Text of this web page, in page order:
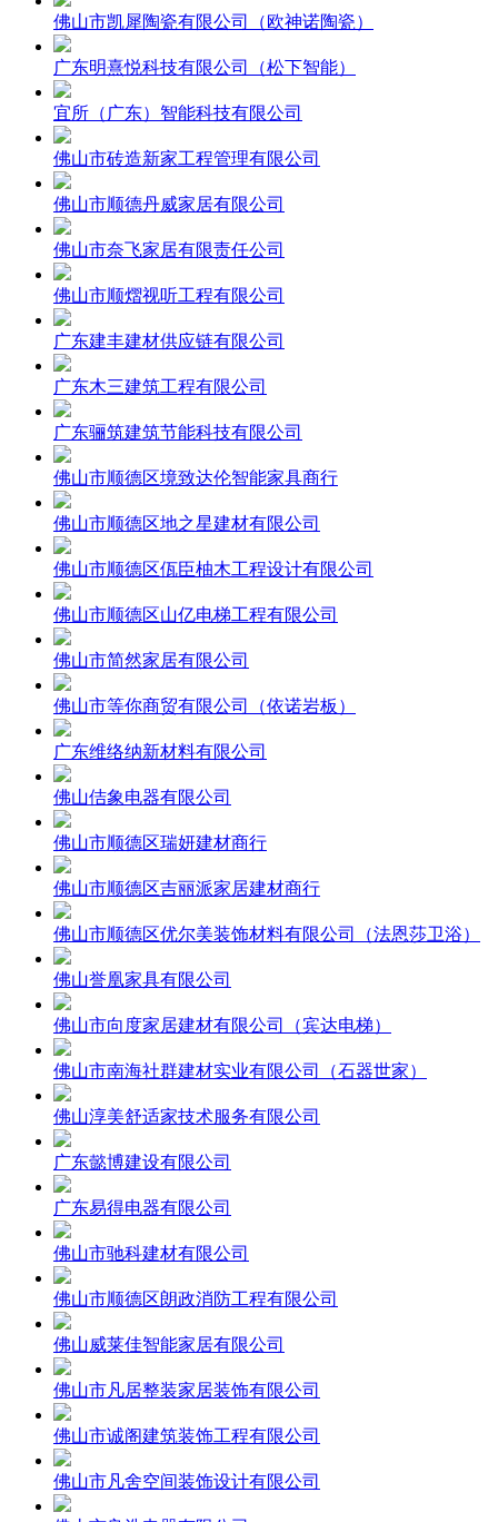
佛山市凯犀陶瓷有限公司（欧神诺陶瓷）
广东明熹悦科技有限公司（松下智能）
宜所（广东）智能科技有限公司
佛山市砖造新家工程管理有限公司
佛山市顺德丹威家居有限公司
佛山市奈飞家居有限责任公司
佛山市顺熠视听工程有限公司
广东建丰建材供应链有限公司
广东木三建筑工程有限公司
广东骊筑建筑节能科技有限公司
佛山市顺德区境致达伦智能家具商行
佛山市顺德区地之星建材有限公司
佛山市顺德区佤臣柚木工程设计有限公司
佛山市顺德区山亿电梯工程有限公司
佛山市简然家居有限公司
佛山市等你商贸有限公司（依诺岩板）
广东维络纳新材料有限公司
佛山佶象电器有限公司
佛山市顺德区瑞妍建材商行
佛山市顺德区吉丽派家居建材商行
佛山市顺德区优尔美装饰材料有限公司（法恩莎卫浴）
佛山誉凰家具有限公司
佛山市向度家居建材有限公司（宾达电梯）
佛山市南海社群建材实业有限公司（石器世家）
佛山淳美舒适家技术服务有限公司
广东懿博建设有限公司
广东易得电器有限公司
佛山市驰科建材有限公司
佛山市顺德区朗政消防工程有限公司
佛山威莱佳智能家居有限公司
佛山市凡居整装家居装饰有限公司
佛山市诚阁建筑装饰工程有限公司
佛山市凡舍空间装饰设计有限公司